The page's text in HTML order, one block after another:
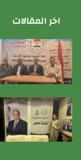
اخر المقالات